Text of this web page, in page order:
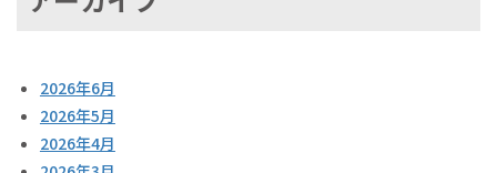
2026年6月
2026年5月
2026年4月